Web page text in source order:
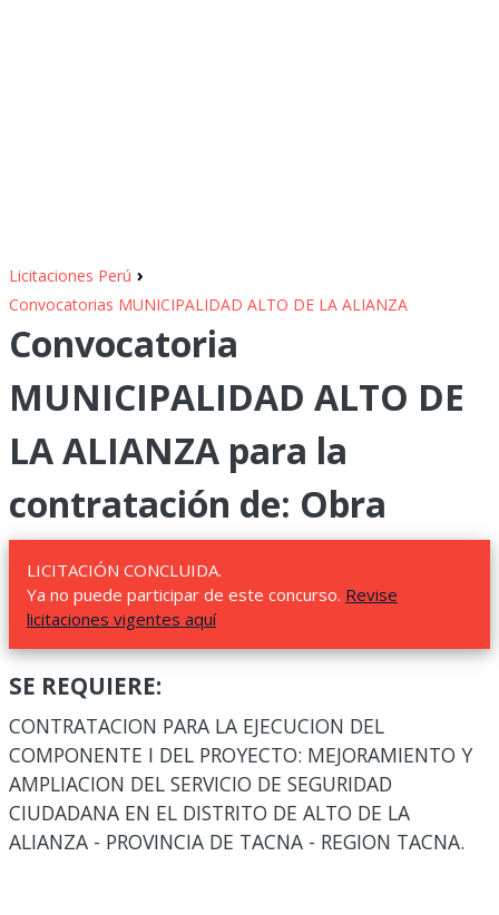
Licitaciones Perú ›
Convocatorias MUNICIPALIDAD ALTO DE LA ALIANZA
Convocatoria
MUNICIPALIDAD ALTO DE
LA ALIANZA para la
contratación de: Obra
LICITACIÓN CONCLUIDA.
Ya no puede participar de este concurso. Revise
licitaciones vigentes aquí
SE REQUIERE:
CONTRATACION PARA LA EJECUCION DEL
COMPONENTE I DEL PROYECTO: MEJORAMIENTO Y
AMPLIACION DEL SERVICIO DE SEGURIDAD
CIUDADANA EN EL DISTRITO DE ALTO DE LA
ALIANZA - PROVINCIA DE TACNA - REGION TACNA.